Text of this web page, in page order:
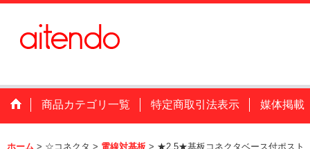
商品カテゴリ一覧 特定商取引法表示 媒体掲載
ホーム > ☆コネクタ > 電線対基板 > ★2.5★基板コネクタベース付ポスト